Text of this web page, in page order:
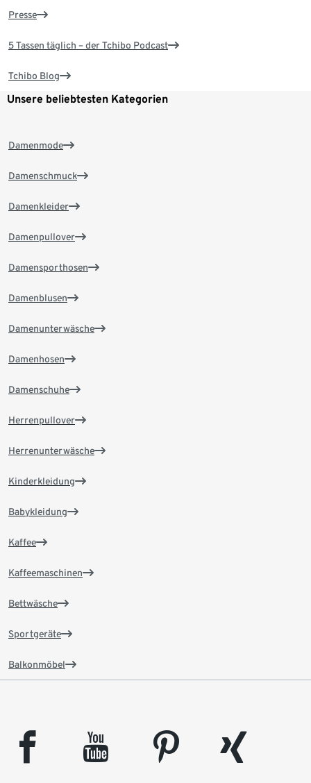
Presse
5 Tassen täglich – der Tchibo Podcast
Tchibo Blog
Unsere beliebtesten Kategorien
Damenmode
Damenschmuck
Damenkleider
Damenpullover
Damensporthosen
Damenblusen
Damenunterwäsche
Damenhosen
Damenschuhe
Herrenpullover
Herrenunterwäsche
Kinderkleidung
Babykleidung
Kaffee
Kaffeemaschinen
Bettwäsche
Sportgeräte
Balkonmöbel
facebook youtube pinterest
xing